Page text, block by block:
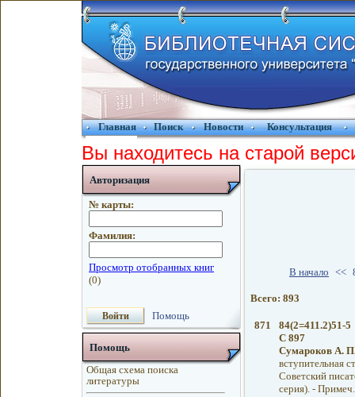
Главная Поиск Новости Консультация
Вы находитесь на старой
Авторизация
№ карты:
Фамилия:
Помощь
Помощь
Общая схема поиска
литературы
В начало <<
Всего: 893
871
84(2=411.2)51-5
С 897
Сумароков А.
вступительная
Советский
серия). -